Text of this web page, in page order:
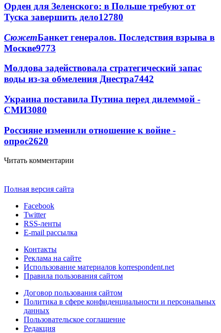
Орден для Зеленского: в Польше требуют от
Туска завершить дело12780
СюжетБанкет генералов. Последствия взрыва в
Москве9773
Молдова задействовала стратегический запас
воды из-за обмеления Днестра7442
Украина поставила Путина перед дилеммой -
СМИ3080
Россияне изменили отношение к войне -
опрос2620
Читать комментарии
Полная версия сайта
Facebook
Twitter
RSS-ленты
E-mail рассылка
Контакты
Реклама на сайте
Использование материалов korrespondent.net
Правила пользования сайтом
Договор пользования сайтом
Политика в сфере конфиденциальности и персональных
данных
Пользовательское соглашение
Редакция